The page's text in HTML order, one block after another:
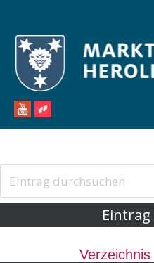
springen
Verzeichnis